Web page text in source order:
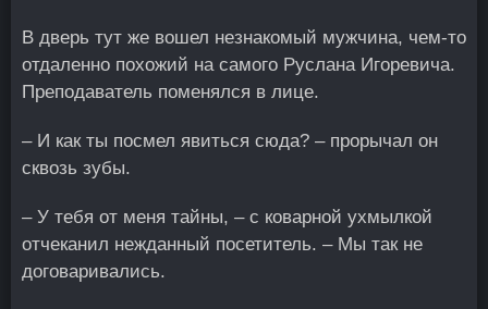
В дверь тут же вошел незнакомый мужчина, чем-то
отдаленно похожий на самого Руслана Игоревича.
Преподаватель поменялся в лице.
– И как ты посмел явиться сюда? – прорычал он
сквозь зубы.
– У тебя от меня тайны, – с коварной ухмылкой
отчеканил нежданный посетитель. – Мы так не
договаривались.